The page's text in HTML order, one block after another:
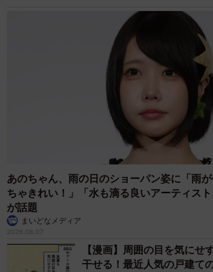
あのちゃん、雨の日のショーパン姿に「雨
ちゃきれい！」「水も滴る良いアーティス
が話題
まいどなメディア
2026.08.07
【漫画】周囲の目を気にせ
干せる！最近人気の戸建て